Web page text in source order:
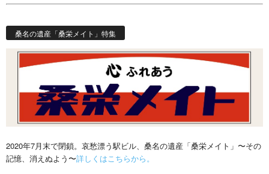
桑名の遺産「桑栄メイト」特集
2020年7月末で閉鎖。哀愁漂う駅ビル、桑名の遺産「桑栄メイト」〜その
記憶、消えぬよう〜詳しくはこちらから。